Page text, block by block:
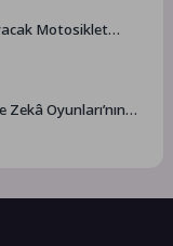
Motosiklet
Oyunları’nın
Paylaştı